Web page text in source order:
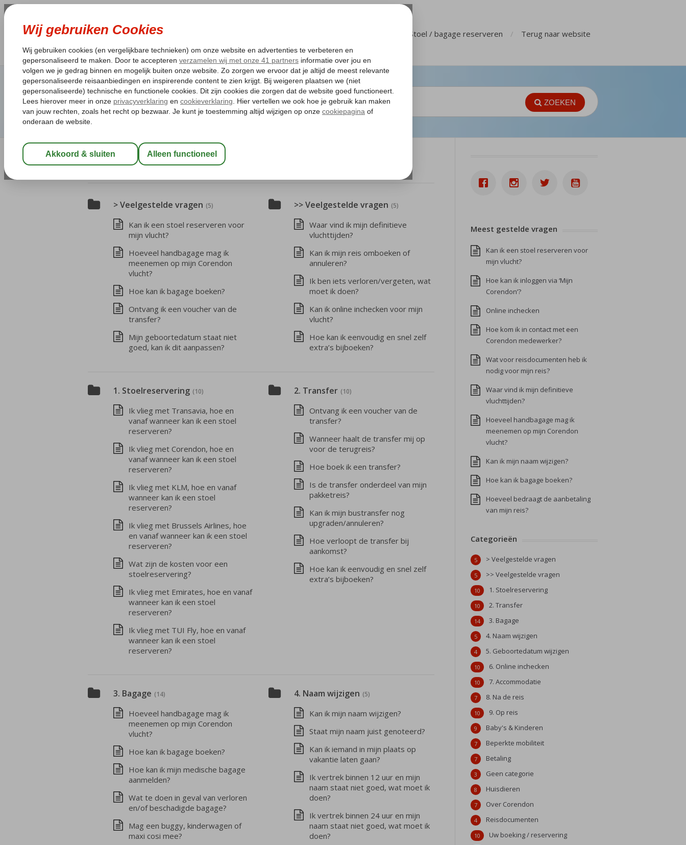
Stoel / bagage reserveren Terug naar website
ZOEKEN
Vraag categorieën
> Veelgestelde vragen (5)
Kan ik een stoel reserveren voor
mijn vlucht?
Hoeveel handbagage mag ik
meenemen op mijn Corendon
vlucht?
Hoe kan ik bagage boeken?
Ontvang ik een voucher van de
transfer?
Mijn geboortedatum staat niet
goed, kan ik dit aanpassen?
>> Veelgestelde vragen (5)
Waar vind ik mijn definitieve
vluchttijden?
Kan ik mijn reis omboeken of
annuleren?
Ik ben iets verloren/vergeten, wat
moet ik doen?
Kan ik online inchecken voor mijn
vlucht?
Hoe kan ik eenvoudig en snel zelf
extra’s bijboeken?
1. Stoelreservering (10)
Ik vlieg met Transavia, hoe en
vanaf wanneer kan ik een stoel
reserveren?
Ik vlieg met Corendon, hoe en
vanaf wanneer kan ik een stoel
reserveren?
Ik vlieg met KLM, hoe en vanaf
wanneer kan ik een stoel
reserveren?
Ik vlieg met Brussels Airlines, hoe
en vanaf wanneer kan ik een stoel
reserveren?
Wat zijn de kosten voor een
stoelreservering?
Ik vlieg met Emirates, hoe en vanaf
wanneer kan ik een stoel
reserveren?
Ik vlieg met TUI Fly, hoe en vanaf
wanneer kan ik een stoel
reserveren?
2. Transfer (10)
Ontvang ik een voucher van de
transfer?
Wanneer haalt de transfer mij op
voor de terugreis?
Hoe boek ik een transfer?
Is de transfer onderdeel van mijn
pakketreis?
Kan ik mijn bustransfer nog
upgraden/annuleren?
Hoe verloopt de transfer bij
aankomst?
Hoe kan ik eenvoudig en snel zelf
extra’s bijboeken?
3. Bagage (14)
Hoeveel handbagage mag ik
meenemen op mijn Corendon
vlucht?
Hoe kan ik bagage boeken?
Hoe kan ik mijn medische bagage
aanmelden?
Wat te doen in geval van verloren
en/of beschadigde bagage?
Mag een buggy, kinderwagen of
maxi cosi mee?
4. Naam wijzigen (5)
Kan ik mijn naam wijzigen?
Staat mijn naam juist genoteerd?
Kan ik iemand in mijn plaats op
vakantie laten gaan?
Ik vertrek binnen 12 uur en mijn
naam staat niet goed, wat moet ik
doen?
Ik vertrek binnen 24 uur en mijn
naam staat niet goed, wat moet ik
doen?
Meest gestelde vragen
Kan ik een stoel reserveren voor
mijn vlucht?
Hoe kan ik inloggen via ‘Mijn
Corendon’?
Online inchecken
Hoe kom ik in contact met een
Corendon medewerker?
Wat voor reisdocumenten heb ik
nodig voor mijn reis?
Waar vind ik mijn definitieve
vluchttijden?
Hoeveel handbagage mag ik
meenemen op mijn Corendon
vlucht?
Kan ik mijn naam wijzigen?
Hoe kan ik bagage boeken?
Hoeveel bedraagt de aanbetaling
van mijn reis?
Categorieën
> Veelgestelde vragen
5
>> Veelgestelde vragen
5
1. Stoelreservering
10
2. Transfer
10
3. Bagage
14
4. Naam wijzigen
5
5. Geboortedatum wijzigen
4
6. Online inchecken
10
7. Accommodatie
10
8. Na de reis
7
9. Op reis
10
Baby's & Kinderen
9
Beperkte mobiliteit
7
Betaling
7
Geen categorie
3
Huisdieren
8
Over Corendon
7
Reisdocumenten
4
Uw boeking / reservering
10